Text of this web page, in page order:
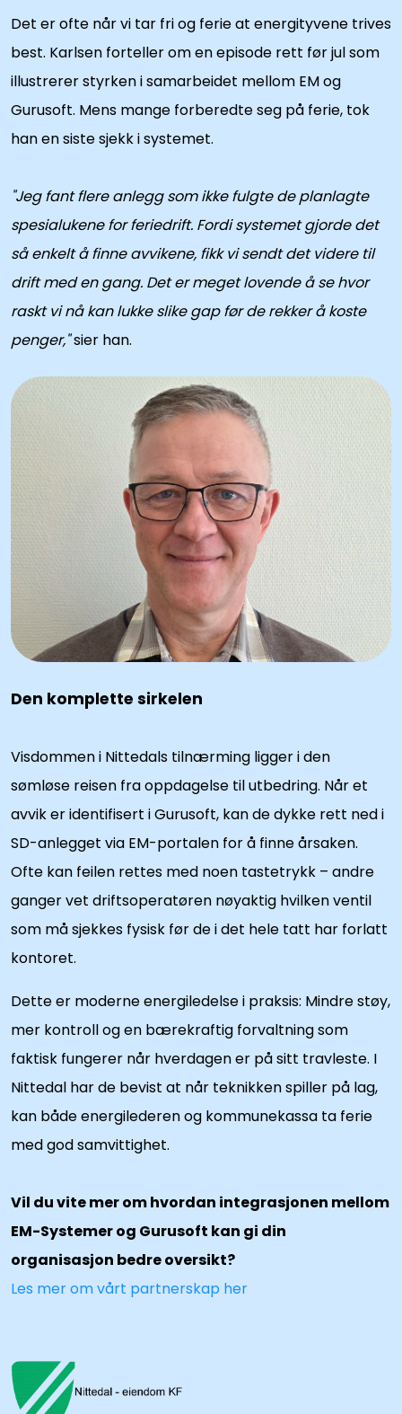
Det er ofte når vi tar fri og ferie at energityvene trives
best. Karlsen forteller om en episode rett før jul som
illustrerer styrken i samarbeidet mellom EM og
Gurusoft. Mens mange forberedte seg på ferie, tok
han en siste sjekk i systemet.
"Jeg fant flere anlegg som ikke fulgte de planlagte
spesialukene for feriedrift. Fordi systemet gjorde det
så enkelt å finne avvikene, fikk vi sendt det videre til
drift med en gang. Det er meget lovende å se hvor
raskt vi nå kan lukke slike gap før de rekker å koste
penger,"sier han.
Den komplette sirkelen
Visdommen i Nittedals tilnærming ligger i den
sømløse reisen fra oppdagelse til utbedring. Når et
avvik er identifisert i Gurusoft, kan de dykke rett ned i
SD-anlegget via EM-portalen for å finne årsaken.
Ofte kan feilen rettes med noen tastetrykk – andre
ganger vet driftsoperatøren nøyaktig hvilken ventil
som må sjekkes fysisk før de i det hele tatt har forlatt
kontoret.
Dette er moderne energiledelse i praksis: Mindre støy,
mer kontroll og en bærekraftig forvaltning som
faktisk fungerer når hverdagen er på sitt travleste. I
Nittedal har de bevist at når teknikken spiller på lag,
kan både energilederen og kommunekassa ta ferie
med god samvittighet.
Vil du vite mer om hvordan integrasjonen mellom
EM-Systemer og Gurusoft kan gi din
organisasjon bedre oversikt?
Les mer om vårt partnerskap her